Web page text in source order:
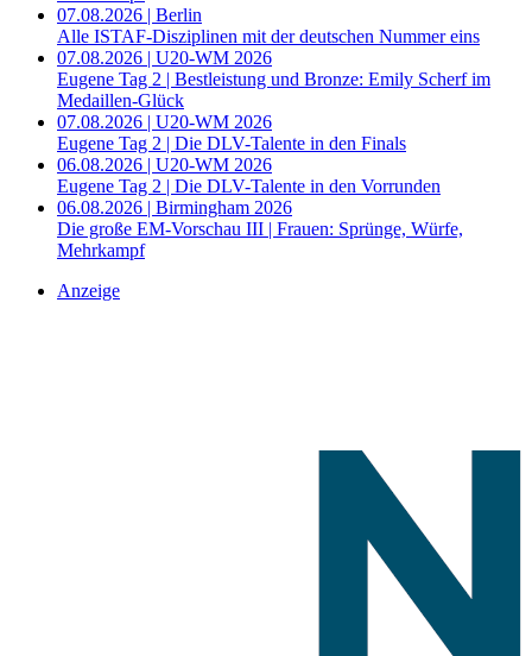
07.08.2026 | Berlin
Alle ISTAF-Disziplinen mit der deutschen Nummer eins
07.08.2026 | U20-WM 2026
Eugene Tag 2 | Bestleistung und Bronze: Emily Scherf im
Medaillen-Glück
07.08.2026 | U20-WM 2026
Eugene Tag 2 | Die DLV-Talente in den Finals
06.08.2026 | U20-WM 2026
Eugene Tag 2 | Die DLV-Talente in den Vorrunden
06.08.2026 | Birmingham 2026
Die große EM-Vorschau III | Frauen: Sprünge, Würfe,
Mehrkampf
Anzeige